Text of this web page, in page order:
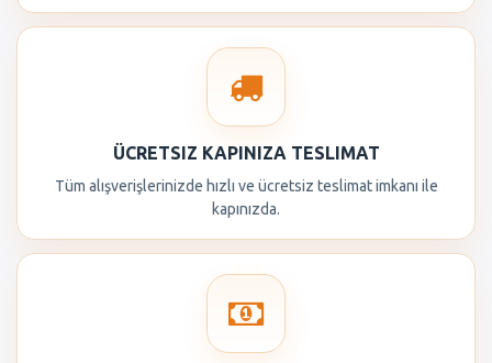
ÜCRETSIZ KAPINIZA TESLIMAT
Tüm alışverişlerinizde hızlı ve ücretsiz teslimat imkanı ile
kapınızda.